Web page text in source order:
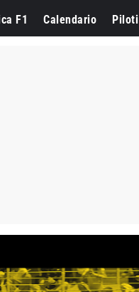
F1 Calendario Piloti